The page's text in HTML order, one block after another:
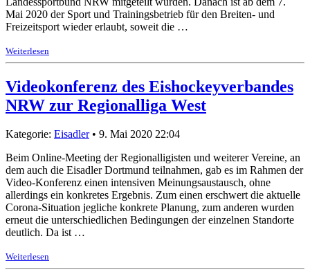
Mai 2020 der Sport und Trainingsbetrieb für den Breiten- und
Freizeitsport wieder erlaubt, soweit die …
Weiterlesen
Videokonferenz des Eishockeyverbandes
NRW zur Regionalliga West
Kategorie: Eisadler• 9. Mai 2020 22:04
Beim Online-Meeting der Regionalligisten und weiterer Vereine, an
dem auch die Eisadler Dortmund teilnahmen, gab es im Rahmen der
Video-Konferenz einen intensiven Meinungsaustausch, ohne
allerdings ein konkretes Ergebnis. Zum einen erschwert die aktuelle
Corona-Situation jegliche konkrete Planung, zum anderen wurden
erneut die unterschiedlichen Bedingungen der einzelnen Standorte
deutlich. Da ist …
Weiterlesen